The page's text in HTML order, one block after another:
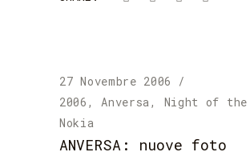
27 Novembre 2006
2006 ,Anversa, Night of the
Nokia
ANVERSA: nuove foto